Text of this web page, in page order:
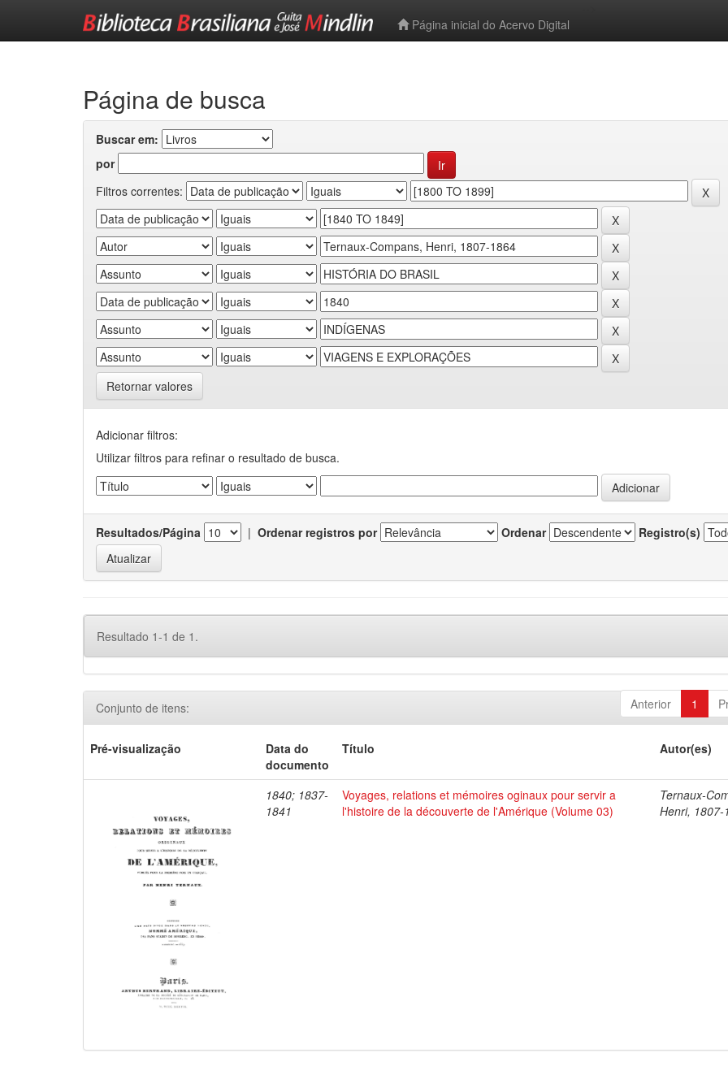
Página inicial do Acervo Digital
Página de busca
Buscar em:
por
Filtros correntes:
Retornar valores
Adicionar filtros:
Utilizar filtros para refinar o resultado de busca.
Resultados/Página | Ordenar registros por Ordenar Registro(s)
Resultado 1-1 de 1.
Anterior 1
Conjunto de itens:
Pré-visualização
Data do
documento
Título Autor(es)
1840; 1837-
1841
Voyages, relations et mémoires oginaux pour servir a
l'histoire de la découverte de l'Amérique (Volume 03)
Ternaux-
Henri, 1807-